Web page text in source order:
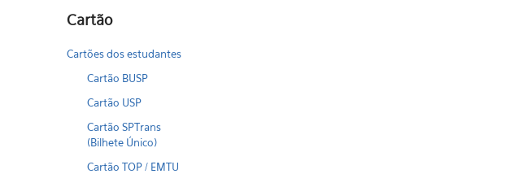
Cartão
Cartões dos estudantes
Cartão BUSP
Cartão USP
Cartão SPTrans
(Bilhete Único)
Cartão TOP / EMTU